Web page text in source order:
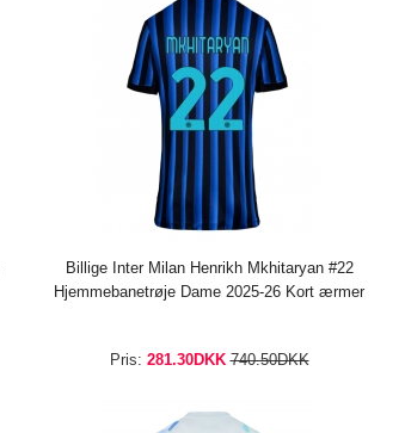
Billige Inter Milan Henrikh Mkhitaryan #22
Hjemmebanetrøje Dame 2025-26 Kort ærmer
Pris: 281.30DKK 740.50DKK